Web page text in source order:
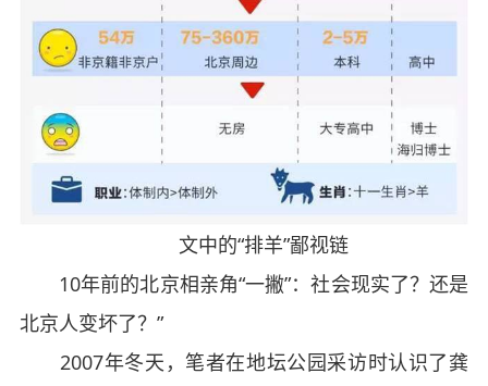
文中的“排羊”鄙视链
10年前的北京相亲角“一撇”：社会现实了？还是
北京人变坏了？”
2007年冬天，笔者在地坛公园采访时认识了龚